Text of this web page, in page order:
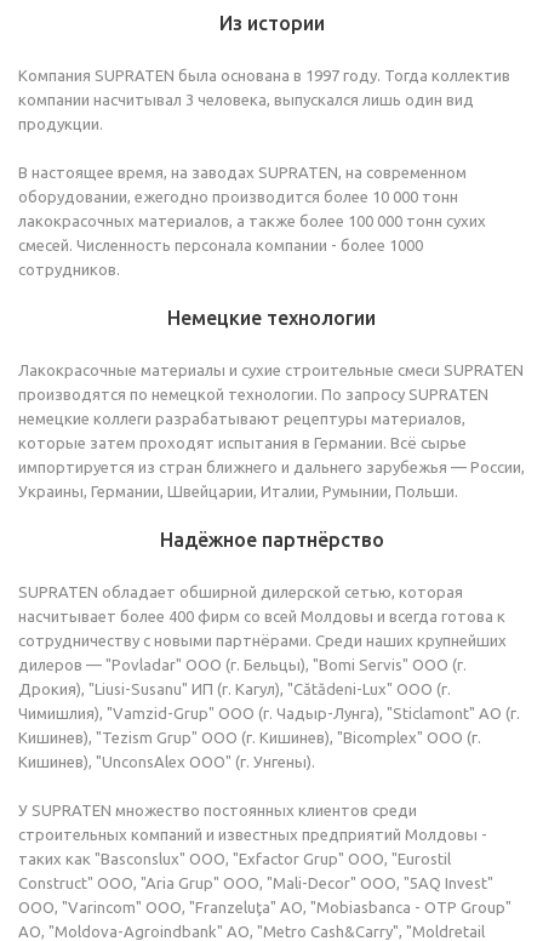
Из истории
Компания SUPRATEN была основана в 1997 году. Тогда коллектив
компании насчитывал 3 человека, выпускался лишь один вид
продукции.
В настоящее время, на заводах SUPRATEN, на современном
оборудовании, ежегодно производится более 10 000 тонн
лакокрасочных материалов, а также более 100 000 тонн сухих
смесей. Численность персонала компании - более 1000
сотрудников.
Немецкие технологии
Лакокрасочные материалы и сухие строительные смеси SUPRATEN
производятся по немецкой технологии. По запросу SUPRATEN
немецкие коллеги разрабатывают рецептуры материалов,
которые затем проходят испытания в Германии. Всё сырье
импортируется из стран ближнего и дальнего зарубежья — России,
Украины, Германии, Швейцарии, Италии, Румынии, Польши.
Надёжное партнёрство
SUPRATEN обладает обширной дилерской сетью, которая
насчитывает более 400 фирм со всей Молдовы и всегда готова к
сотрудничеству с новыми партнёрами. Среди наших крупнейших
дилеров — "Povladar" ООО (г. Бельцы), "Bomi Servis" OOO (г.
Дрокия), "Liusi-Susanu" ИП (г. Кагул), "Cătădeni-Lux" OOO (г.
Чимишлия), "Vamzid-Grup" OOO (г. Чадыр-Лунга), "Sticlamont" АО (г.
Кишинев), "Tezism Grup" ООО (г. Кишинев), "Bicomplex" ООО (г.
Кишинев), "UnconsAlex OOO" (г. Унгены).
У SUPRATEN множество постоянных клиентов среди
строительных компаний и известных предприятий Молдовы -
таких как "Basconslux" OOO, "Exfactor Grup" OOO, "Eurostil
Construct" OOO, "Aria Grup" OOO, "Mali-Decor" OOO, "5AQ Invest"
OOO, "Varincom" OOO, "Franzeluţa" AO, "Mobiasbanca - OTP Group"
AO, "Moldova-Agroindbank" AO, "Metro Cash&Carry", "Moldretail